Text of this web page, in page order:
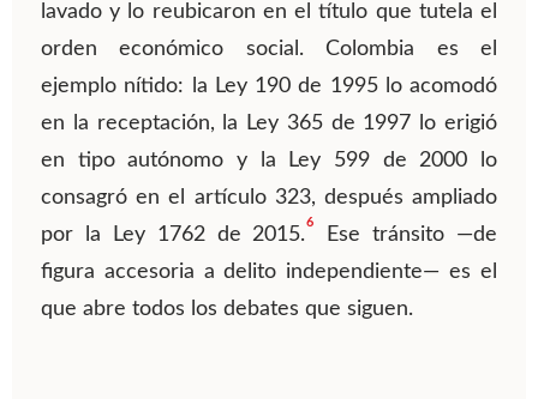
lavado y lo reubicaron en el título que tutela el
orden económico social. Colombia es el
ejemplo nítido: la Ley 190 de 1995 lo acomodó
en la receptación, la Ley 365 de 1997 lo erigió
en tipo autónomo y la Ley 599 de 2000 lo
consagró en el artículo 323, después ampliado
por la Ley 1762 de 2015.
6
Ese tránsito —de
figura accesoria a delito independiente— es el
que abre todos los debates que siguen.